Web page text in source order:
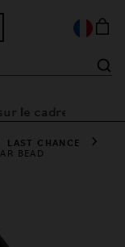
le cadre
LAST CHANCE
BEAD